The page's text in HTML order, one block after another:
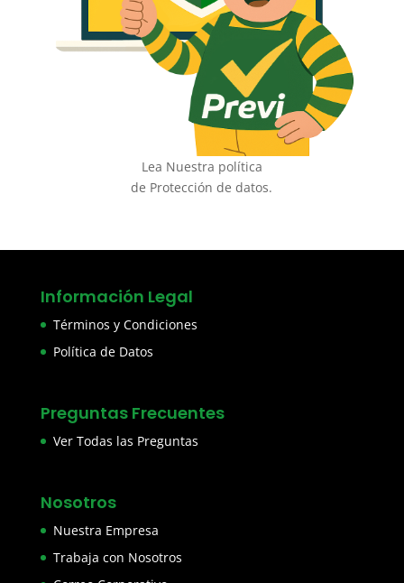
Lea Nuestra política
de Protección de datos.
Información Legal
Términos y Condiciones
Política de Datos
Preguntas Frecuentes
Ver Todas las Preguntas
Nosotros
Nuestra Empresa
Trabaja con Nosotros